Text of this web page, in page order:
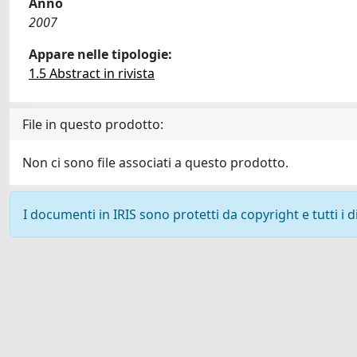
2007
Appare nelle tipologie:
1.5 Abstract in rivista
File in questo prodotto:
Non ci sono file associati a questo prodotto.
I documenti in IRIS sono protetti da copyright e tutti i